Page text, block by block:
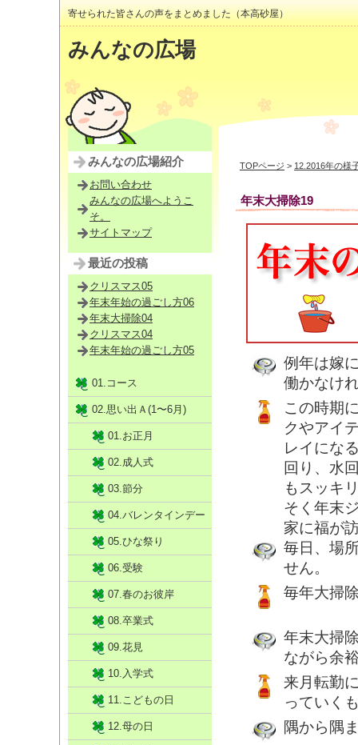
寄せられた皆さんの声をまとめました（本高砂屋）
みんなの広場
TOPページ > 12.2016年の様
年末大掃除19
例年は嫁
働かなけ
この時期
クやアイ
レイにな
回り、水
もスッキ
そく年末
家に福が
毎日、場
せん。
毎年大掃
年末大掃
ながら余
来月転勤
っていく
隅から隅
みんなの広場紹介
お問い合わせ
みんなの広場へようこ
そ。
サイトマップ
最近の投稿
クリスマス05
年末年始の過ごし方06
年末大掃除04
クリスマス04
年末年始の過ごし方05
01.コース
02.思い出Ａ(1〜6月)
01.お正月
02.成人式
03.節分
04.バレンタインデー
05.ひな祭り
06.受験
07.春のお彼岸
08.卒業式
09.花見
10.入学式
11.こどもの日
12.母の日